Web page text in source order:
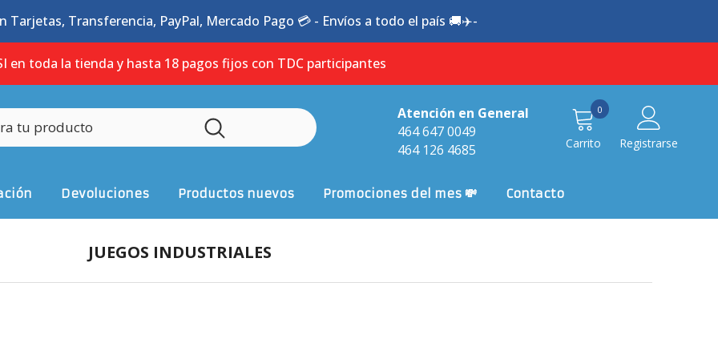
Tarjetas, Transferencia, PayPal, Mercado Pago 💳 - Envíos a todo el país 🚚✈️-
en toda la tienda y hasta 18 pagos fijos con TDC participantes
Atención en General
464 647 0049
464 126 4685
Carrito
00
Registrarse
Devoluciones Productos nuevos Promociones del mes 💸 Contacto
JUEGOS INDUSTRIALES